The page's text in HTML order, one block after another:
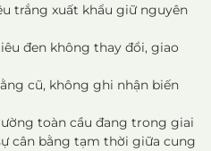
trắng xuất khẩu giữ nguyên
đen không thay đổi, giao
cũ, không ghi nhận biến
toàn cầu đang trong giai
cân bằng tạm thời giữa cung